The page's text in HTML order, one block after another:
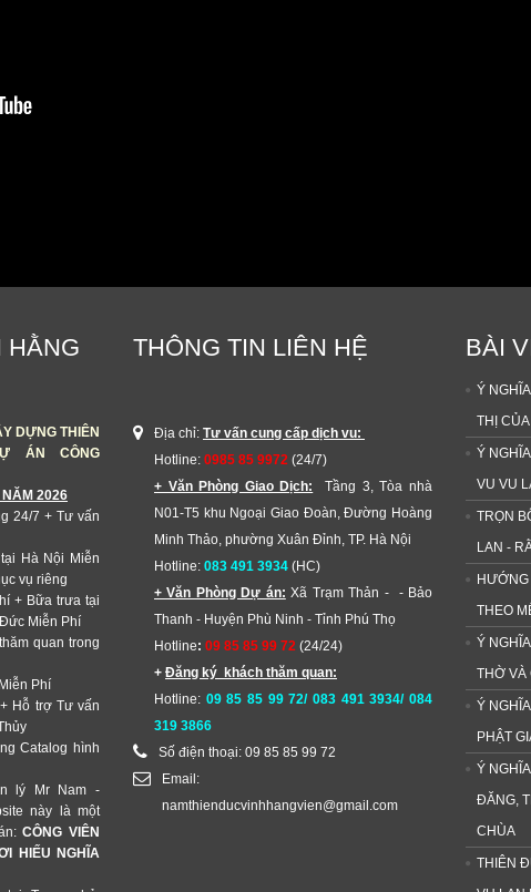
HẰNG
DỰNG THIÊN
ÁN CÔNG
2026
24/7 + Tư vấn
Hà Nội Miễn
vụ riêng
+ Bữa trưa tại
Miễn Phí
quan trong
Phí
Hỗ trợ Tư vấn
Catalog hình
lý Mr Nam -
này là một
CÔNG VIÊN
HIẾU NGHĨA
THÔNG TIN LIÊN HỆ
Địa chỉ: Tư vấn cung cấp dịch vu:
Hotline: 0985 85 9972 (24/7)
+ Văn Phòng Giao Dịch: Tầng 3, Tòa nhà
N01-T5 khu Ngoại Giao Đoàn, Đường Hoàng
Minh Thảo, phường Xuân Đỉnh, TP. Hà Nội
Hotline: 083 491 3934 (HC)
+ Văn Phòng Dự án: Xã Trạm Thản - - Bảo
Thanh - Huyện Phù Ninh - Tỉnh Phú Thọ
Hotline: 09 85 85 99 72 (24/24)
+ Đăng ký khách thăm quan:
Hotline: 09 85 85 99 72/ 083 491 3934/ 084
319 3866
Số điện thoại: 09 85 85 99 72
Email:
namthienducvinhhangvien@gmail.com
BÀI
Ý
THỊ
Ý
VU VU
TRỌN
LAN -
THEO
Ý
THỜ VÀ
Ý
PHẬT
Ý
ĐĂNG,
CHÙA
THIÊN